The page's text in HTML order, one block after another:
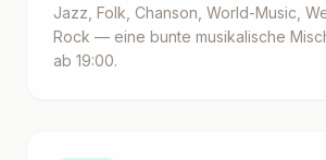
Jazz, Folk, Chanson, World-Music,
Rock — eine bunte musikalische
ab 19:00.